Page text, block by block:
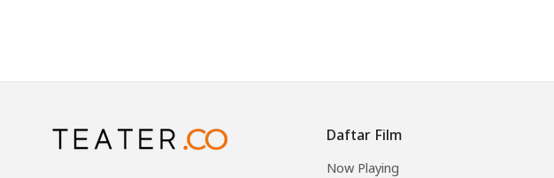
Daftar Film
Now Playing